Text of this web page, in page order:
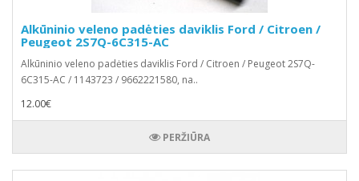
Alkūninio veleno padėties daviklis Ford / Citroen /
Peugeot 2S7Q-6C315-AC
Alkūninio veleno padėties daviklis Ford / Citroen / Peugeot 2S7Q-
6C315-AC / 1143723 / 9662221580, na..
12.00€
PERŽIŪRA